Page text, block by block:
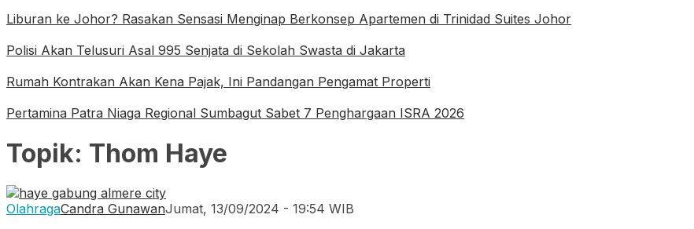
Liburan ke Johor? Rasakan Sensasi Menginap Berkonsep Apartemen di Trinidad Suites Johor
Polisi Akan Telusuri Asal 995 Senjata di Sekolah Swasta di Jakarta
Rumah Kontrakan Akan Kena Pajak, Ini Pandangan Pengamat Properti
Pertamina Patra Niaga Regional Sumbagut Sabet 7 Penghargaan ISRA 2026
Topik: Thom Haye
OlahragaCandra GunawanJumat, 13/09/2024 - 19:54 WIB